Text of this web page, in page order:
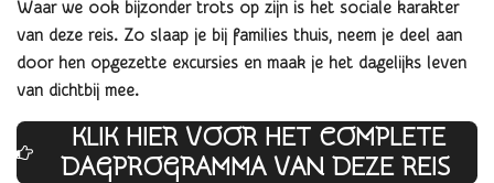
Waar we ook bijzonder trots op zijn is het sociale karakter
van deze reis. Zo slaap je bij families thuis, neem je deel aan
door hen opgezette excursies en maak je het dagelijks leven
van dichtbij mee.
KLIK HIER VOOR HET COMPLETE
DAGPROGRAMMA VAN DEZE REIS